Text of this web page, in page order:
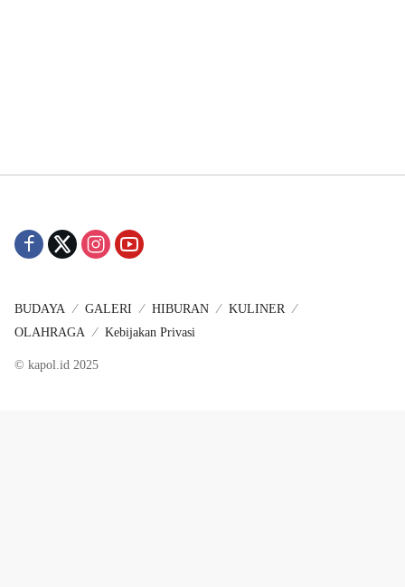
BUDAYA GALERI HIBURAN
KULINER
OLAHRAGA
Kebijakan Privasi
© kapol.id 2025